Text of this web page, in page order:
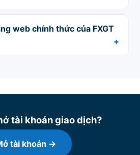
web chính thức của FXGT
tài khoản giao dịch?
tài khoản →